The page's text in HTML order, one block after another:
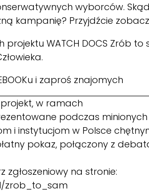
wyborców.
kampanię? Przyjdźcie
WATCH DOCS Zrób to
i zaproś znajomych
projekt, w ramach
podczas
i instytucjom w Polsce
pokaz, połączony z
na stronie:
zrob_to_sam